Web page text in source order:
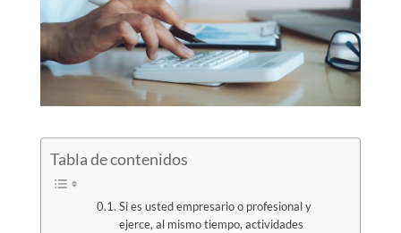
Tabla de contenidos
Si es usted empresario o profesional y
ejerce, al mismo tiempo, actividades